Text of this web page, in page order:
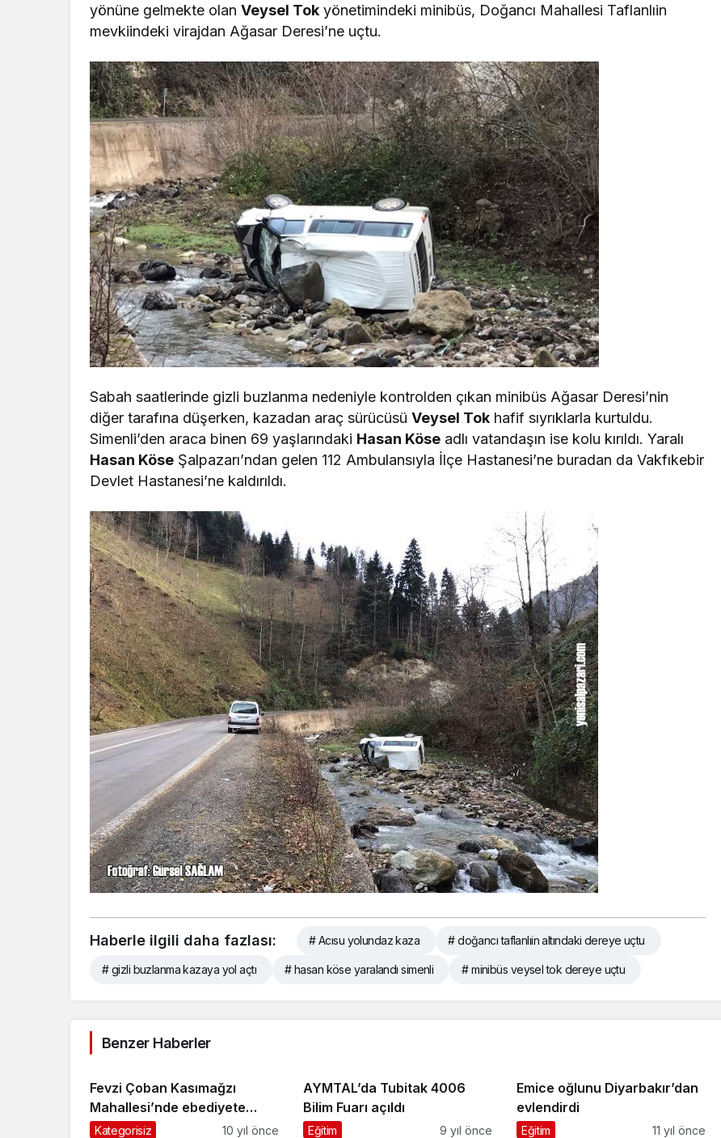
yönüne gelmekte olanVeysel Tok yönetimindeki minibüs, Doğancı Mahallesi Taflanlıin
mevkiindeki virajdan Ağasar Deresi’ne uçtu.
Sabah saatlerinde gizli buzlanma nedeniyle kontrolden çıkan minibüs Ağasar Deresi’nin
diğer tarafına düşerken, kazadan araç sürücüsüVeysel Tok hafif sıyrıklarla kurtuldu.
Simenli’den araca binen 69 yaşlarındaki Hasan Köse adlı vatandaşın ise kolu kırıldı. Yaralı
Hasan Köse Şalpazarı’ndan gelen 112 Ambulansıyla İlçe Hastanesi’ne buradan da Vakfıkebir
Devlet Hastanesi’ne kaldırıldı.
Haberle ilgili daha fazlası: # Acısu yolundaz kaza # doğancı taflanlıin altındaki dereye uçtu
# gizli buzlanma kazaya yol açtı # hasan köse yaralandı simenli # minibüs veysel tok dereye uçtu
Benzer Haberler
Fevzi Çoban Kasımağzı
Mahallesi’nde ebediyete
uğurlandı
Kategorisiz 10 yıl önce
AYMTAL’da Tubitak 4006
Bilim Fuarı açıldı
Eğitim 9 yıl önce
Emice oğlunu Diyarbakır’dan
evlendirdi
Eğitim 11 yıl önce